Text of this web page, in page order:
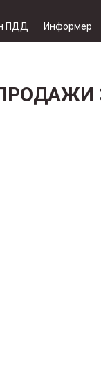
ПДД Информер